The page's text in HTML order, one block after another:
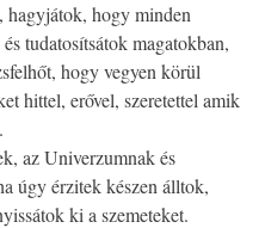
hagyjátok, hogy minden
tudatosítsátok magatokban,
hogy vegyen körül
hittel, erővel, szeretettel amik
az Univerzumnak és
úgy érzitek készen álltok,
ki a szemeteket.